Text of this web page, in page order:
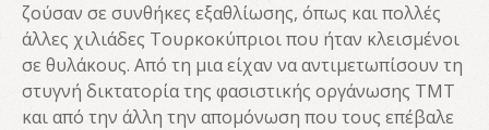
ζούσαν σε συνθήκες εξαθλίωσης, όπως και πολλές
άλλες χιλιάδες Τουρκοκύπριοι που ήταν κλεισμένοι
σε θυλάκους. Από τη μια είχαν να αντιμετωπίσουν τη
στυγνή δικτατορία της φασιστικής οργάνωσης ΤΜΤ
και από την άλλη την απομόνωση που τους επέβαλε